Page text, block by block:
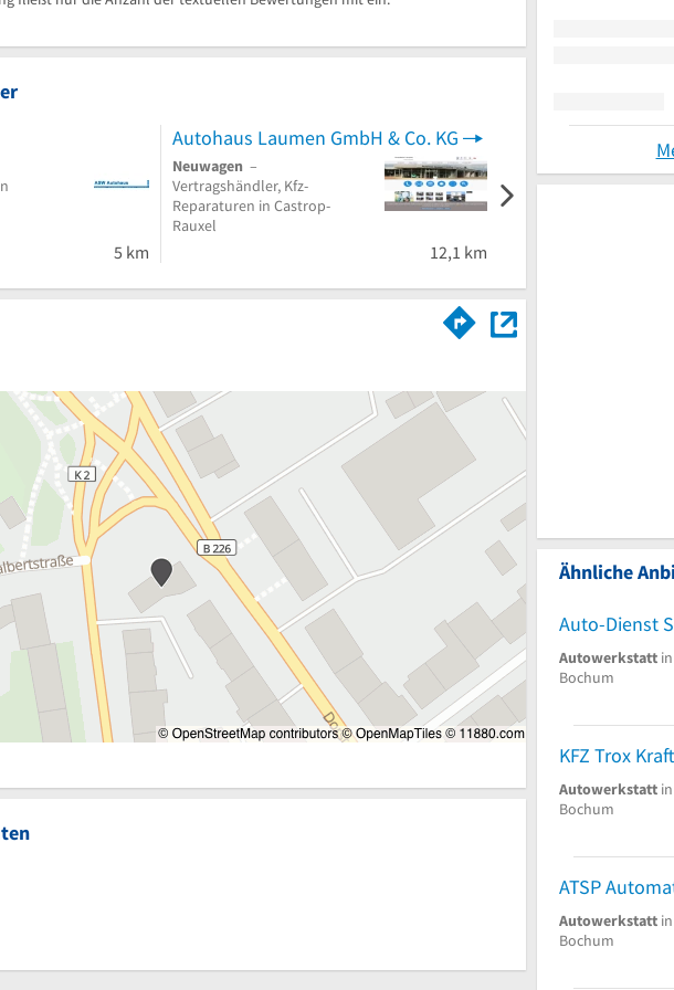
5 km
Autohaus Laumen GmbH & Co. KG
Neuwagen –
Vertragshändler, Kfz-
Reparaturen in Castrop-
Rauxel
12,1 km
Basdorf Karosserie
Unfallinstandsetzung, Kfz-
Lackierungen in
Ähnliche
Auto-Dienst
Autowerkstatt in
Bochum
Autowerkstatt in
Bochum
Autowerkstatt in
Bochum